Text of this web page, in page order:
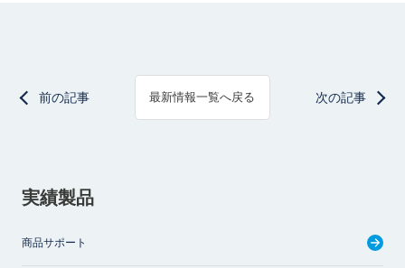
前の記事 最新情報一覧へ戻る 次の記事
実績製品
商品サポート